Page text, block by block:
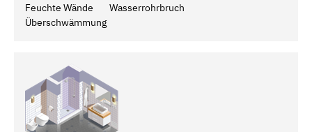
Feuchte Wände
Wasserrohrbruch
Überschwämmung